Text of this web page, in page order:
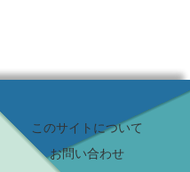
このサイトについて
お問い合わせ